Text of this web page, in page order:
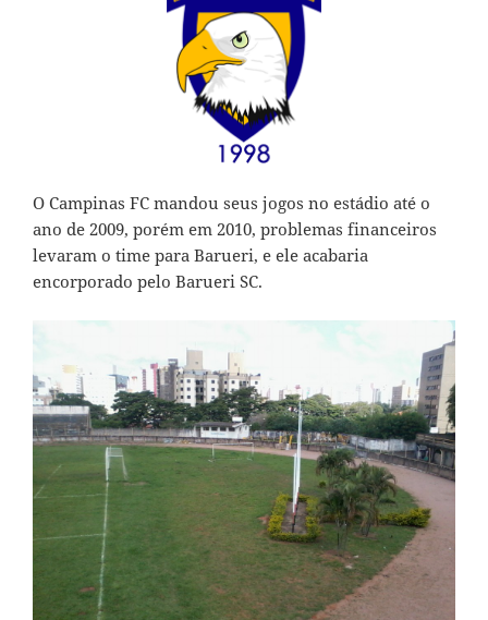
O Campinas FC mandou seus jogos no estádio até o
ano de 2009, porém em 2010, problemas financeiros
levaram o time para Barueri, e ele acabaria
encorporado pelo Barueri SC.